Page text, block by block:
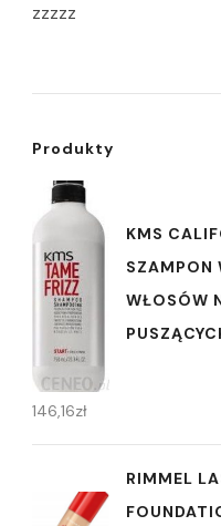
zzzzz
Produkty
KMS
SZAMPON
WŁOSÓW
146,16zł
RIMMEL